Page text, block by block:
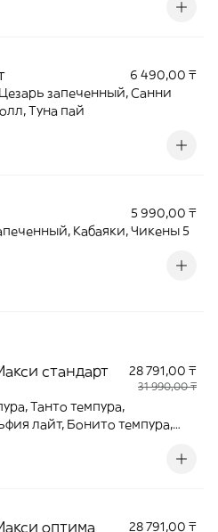
6 490,00 ₸
запеченный, Санни
Туна пай
5 990,00 ₸
Кабаяки, Чикены 5
стандарт 28 791,00 ₸
31 990,00 ₸
Танто темпура,
лайт, Бонито темпура,
оптима 28 791,00 ₸